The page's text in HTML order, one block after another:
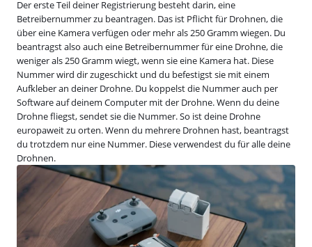
Der erste Teil deiner Registrierung besteht darin, eine
Betreibernummer zu beantragen. Das ist Pflicht für Drohnen, die
über eine Kamera verfügen oder mehr als 250 Gramm wiegen. Du
beantragst also auch eine Betreibernummer für eine Drohne, die
weniger als 250 Gramm wiegt, wenn sie eine Kamera hat. Diese
Nummer wird dir zugeschickt und du befestigst sie mit einem
Aufkleber an deiner Drohne. Du koppelst die Nummer auch per
Software auf deinem Computer mit der Drohne. Wenn du deine
Drohne fliegst, sendet sie die Nummer. So ist deine Drohne
europaweit zu orten. Wenn du mehrere Drohnen hast, beantragst
du trotzdem nur eine Nummer. Diese verwendest du für alle deine
Drohnen.